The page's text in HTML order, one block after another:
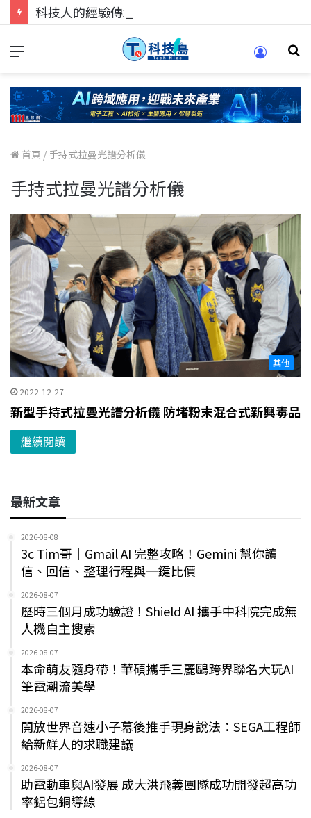
首頁 / 手持式拉曼光譜分析儀
手持式拉曼光譜分析儀
其他
2022-12-27
新型手持式拉曼光譜分析儀 防堵粉末混合式新興毒品
繼續閱讀
最新文章
2026-08-08
3c Tim哥｜Gmail AI 完整攻略！Gemini 幫你讀
信、回信、整理行程與一鍵比價
2026-08-07
歷時三個月成功驗證！Shield AI 攜手中科院完成無
人機自主搜索
2026-08-07
本命萌友隨身帶！華碩攜手三麗鷗跨界聯名大玩AI
筆電潮流美學
2026-08-07
開放世界音速小子幕後推手現身說法：SEGA工程師
給新鮮人的求職建議
2026-08-07
助電動車與AI發展 成大洪飛義團隊成功開發超高功
率鋁包銅導線